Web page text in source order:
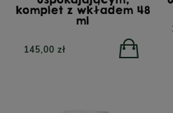
komplet z wkładem 48
ml
145,00 zł